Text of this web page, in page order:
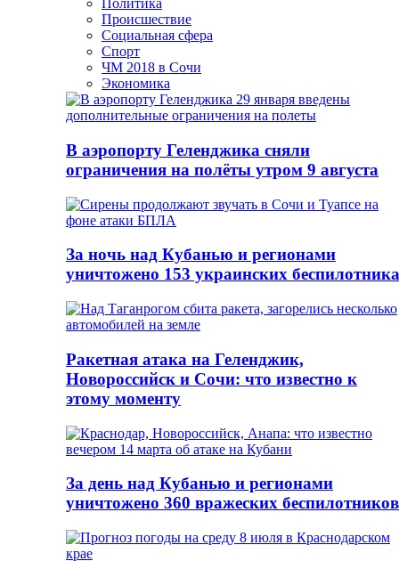
Политика
Происшествие
Социальная сфера
Спорт
ЧМ 2018 в Сочи
Экономика
В аэропорту Геленджика сняли
ограничения на полёты утром 9 августа
За ночь над Кубанью и регионами
уничтожено 153 украинских беспилотника
Ракетная атака на Геленджик,
Новороссийск и Сочи: что известно к
этому моменту
За день над Кубанью и регионами
уничтожено 360 вражеских беспилотников